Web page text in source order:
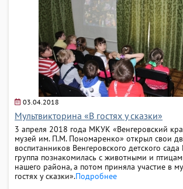
03.04.2018
Мультвикторина «В гостях у сказки»
3 апреля 2018 года МКУК «Венгеровский
музей им. П.М. Пономаренко» открыл свои
воспитанников Венгеровского детского
группа познакомилась с животными и
нашего района, а потом приняла участие в
гостях у сказки».Подробнее